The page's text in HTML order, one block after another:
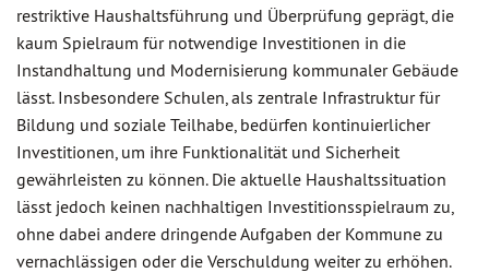
restriktive Haushaltsführung und Überprüfung geprägt, die
kaum Spielraum für notwendige Investitionen in die
Instandhaltung und Modernisierung kommunaler Gebäude
lässt. Insbesondere Schulen, als zentrale Infrastruktur für
Bildung und soziale Teilhabe, bedürfen kontinuierlicher
Investitionen, um ihre Funktionalität und Sicherheit
gewährleisten zu können. Die aktuelle Haushaltssituation
lässt jedoch keinen nachhaltigen Investitionsspielraum zu,
ohne dabei andere dringende Aufgaben der Kommune zu
vernachlässigen oder die Verschuldung weiter zu erhöhen.